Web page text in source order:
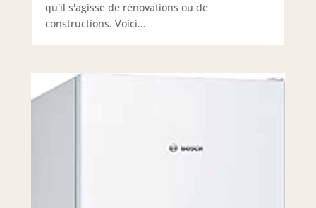
qu'il s'agisse de rénovations ou de
constructions. Voici...